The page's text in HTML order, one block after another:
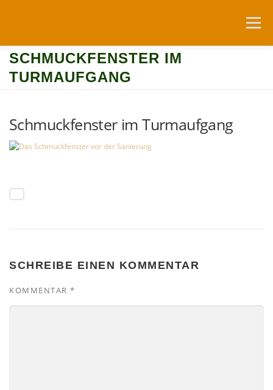
Menü
SCHMUCKFENSTER IM
TURMAUFGANG
Schmuckfenster im Turmaufgang
SCHREIBE EINEN KOMMENTAR
KOMMENTAR *